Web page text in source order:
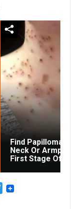
Find Papillomas
Neck Or
First Stage Of...
T